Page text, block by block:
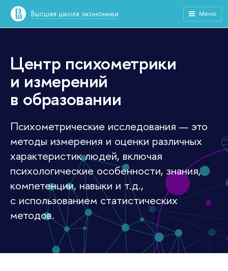
Высшая школа экономики Меню
Центр психометрики
и измерений
в образовании
Психометрические исследования — это
методы измерения и оценки различных
характеристик людей, включая
психологические особенности, знания,
компетенции, навыки и т.д.,
с использованием статистических
методов.